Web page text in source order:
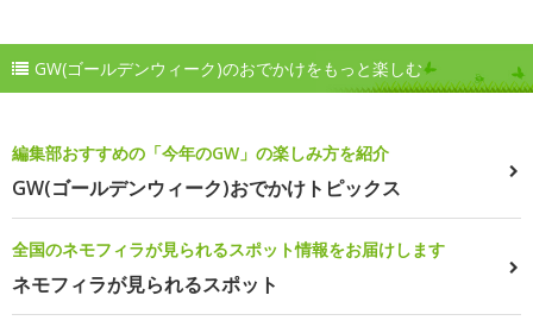
GW(ゴールデンウィーク)のおでかけをもっと楽しむ
編集部おすすめの「今年のGW」の楽しみ方を紹介
GW(ゴールデンウィーク)おでかけトピックス
全国のネモフィラが見られるスポット情報をお届けします
ネモフィラが見られるスポット